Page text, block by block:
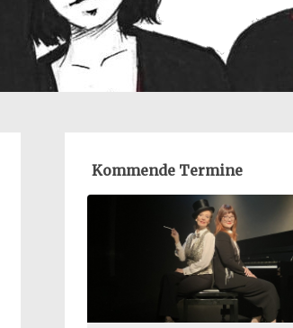
Kommende Termine